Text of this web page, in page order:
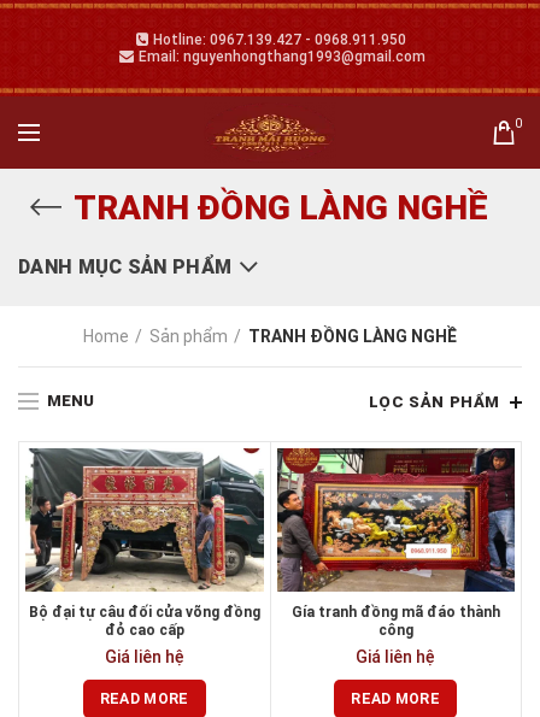
Hotline: 0967.139.427 - 0968.911.950
Email: nguyenhongthang1993@gmail.com
0
TRANH ĐỒNG LÀNG NGHỀ
DANH MỤC SẢN PHẨM
Home Sản phẩm TRANH ĐỒNG LÀNG NGHỀ
MENU LỌC SẢN PHẨM
Bộ đại tự câu đối cửa võng đồng
đỏ cao cấp
Giá liên hệ
READ MORE
Gía tranh đồng mã đáo thành
công
Giá liên hệ
READ MORE